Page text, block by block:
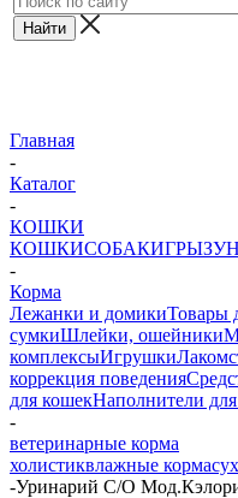
Главная
-
Каталог
-
КОШКИ
КОШКИСОБАКИ
-
Корма
Лежанки и домикиТовары
сумкиШлейки, ошейники
комплексыИгрушки
коррекция поведения
для кошекНаполнители для
-
ветеринарные корма
холистиквлажные корма
-Уринарий С/О